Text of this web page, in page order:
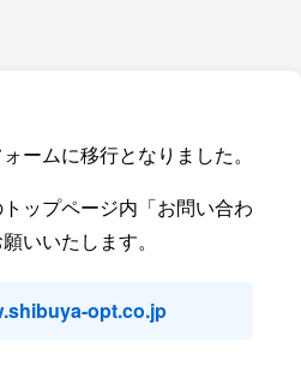
ームに移行となりました。
ップページ内「お問い合わ
いいたします。
opt.co.jp